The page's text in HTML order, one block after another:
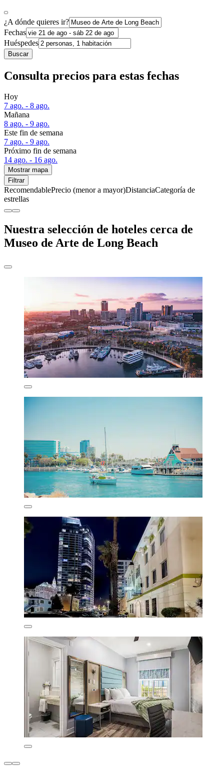
¿A dónde quieres ir?
Fechas
Huéspedes
Buscar
Consulta precios para estas fechas
Hoy
7 ago. - 8 ago.
Mañana
8 ago. - 9 ago.
Este fin de semana
7 ago. - 9 ago.
Próximo fin de semana
14 ago. - 16 ago.
Mostrar mapa
Filtrar
RecomendablePrecio (menor a mayor)DistanciaCategoría de
estrellas
Nuestra selección de hoteles cerca de
Museo de Arte de Long Beach